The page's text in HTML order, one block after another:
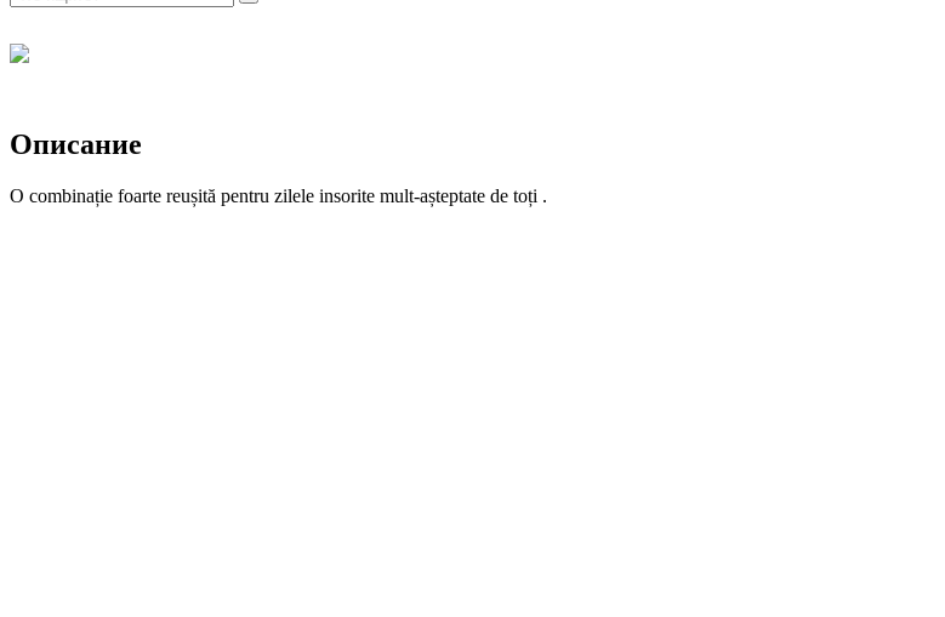
Описание
O combinație foarte reușită pentru zilele insorite mult-așteptate de toți .